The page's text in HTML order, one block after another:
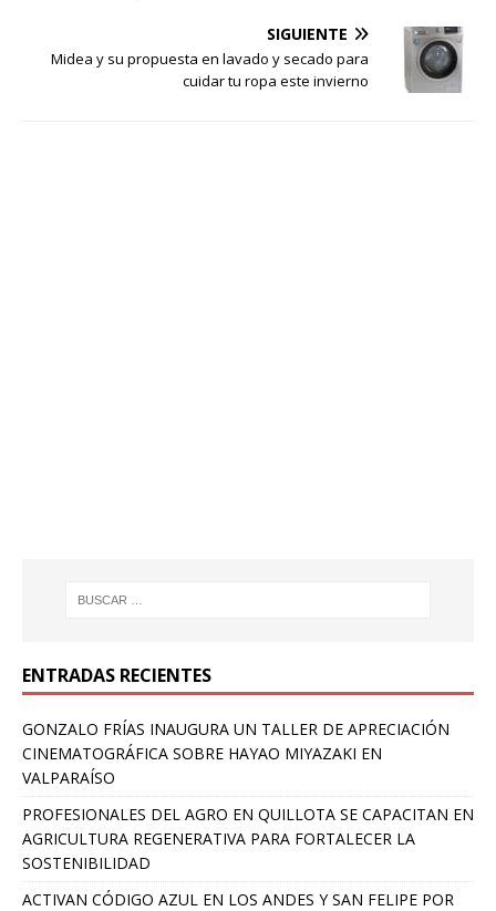
SIGUIENTE
Midea y su propuesta en lavado y secado para
cuidar tu ropa este invierno
ENTRADAS RECIENTES
GONZALO FRÍAS INAUGURA UN TALLER DE APRECIACIÓN
CINEMATOGRÁFICA SOBRE HAYAO MIYAZAKI EN
VALPARAÍSO
PROFESIONALES DEL AGRO EN QUILLOTA SE CAPACITAN EN
AGRICULTURA REGENERATIVA PARA FORTALECER LA
SOSTENIBILIDAD
ACTIVAN CÓDIGO AZUL EN LOS ANDES Y SAN FELIPE POR